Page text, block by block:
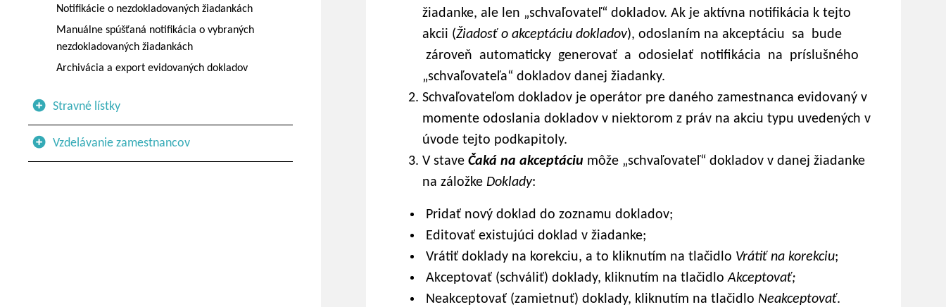
Notifikácie o nezdokladovaných žiadankách
Manuálne spúšťaná notifikácia o vybraných
nezdokladovaných žiadankách
Archivácia a export evidovaných dokladov
Stravné lístky
Vzdelávanie zamestnancov
žiadanke, ale len „schvaľovateľ“ dokladov. Ak je aktívna notifikácia k tejto
akcii (Žiadosť o akceptáciu dokladov), odoslaním na akceptáciu sa bude
zároveň automaticky generovať a odosielať notifikácia na príslušného
„schvaľovateľa“ dokladov danej žiadanky.
Schvaľovateľom dokladov je operátor pre daného zamestnanca evidovaný v
momente odoslania dokladov v niektorom z práv na akciu typu uvedených v
úvode tejto podkapitoly.
V stave Čaká na akceptáciu môže „schvaľovateľ“ dokladov v danej žiadanke
na záložke Doklady:
Pridať nový doklad do zoznamu dokladov;
Editovať existujúci doklad v žiadanke;
Vrátiť doklady na korekciu, a to kliknutím na tlačidlo Vrátiť na korekciu;
Akceptovať (schváliť) doklady, kliknutím na tlačidloAkceptovať;
Neakceptovať (zamietnuť) doklady, kliknutím na tlačidlo Neakceptovať.